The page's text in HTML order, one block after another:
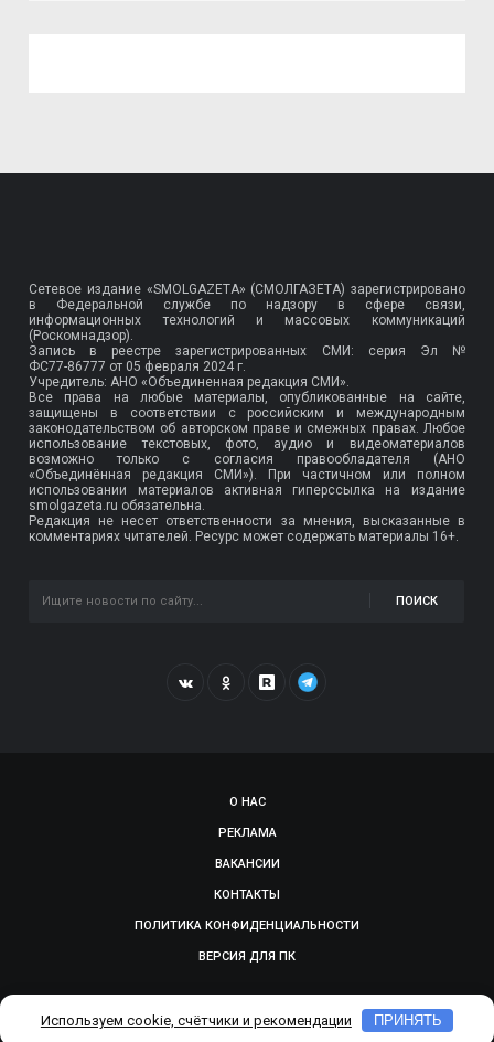
Сетевое издание «SMOLGAZETA» (СМОЛГАЗЕТА) зарегистрировано
в Федеральной службе по надзору в сфере связи,
информационных технологий и массовых коммуникаций
(Роскомнадзор).
Запись в реестре зарегистрированных СМИ: серия Эл №
ФС77-86777 от 05 февраля 2024 г.
Учредитель: АНО «Объединенная редакция СМИ».
Все права на любые материалы, опубликованные на сайте,
защищены в соответствии с российским и международным
законодательством об авторском праве и смежных правах. Любое
использование текстовых, фото, аудио и видеоматериалов
возможно только с согласия правообладателя (АНО
«Объединённая редакция СМИ»). При частичном или полном
использовании материалов активная гиперссылка на издание
smolgazeta.ru обязательна.
Редакция не несет ответственности за мнения, высказанные в
комментариях читателей. Ресурс может содержать материалы 16+.
ПОИСК
О НАС
РЕКЛАМА
ВАКАНСИИ
КОНТАКТЫ
ПОЛИТИКА КОНФИДЕНЦИАЛЬНОСТИ
ВЕРСИЯ ДЛЯ ПК
© 2009-2026, SMOLGAZETA.RU. СДЕЛАНО ВADEPTUM
Используем cookie, счётчики и рекомендации ПРИНЯТЬ